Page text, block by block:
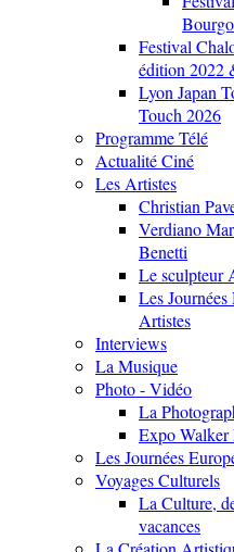
Festival
édition 2022
Lyon Japan
Touch 2026
Programme Télé
Actualité Ciné
Les Artistes
Christian
Verdiano
Benetti
Le sculpteur
Les
Artistes
Interviews
La Musique
Photo - Vidéo
La
Expo Walker
Les Journées
Voyages Culturels
La Culture,
vacances